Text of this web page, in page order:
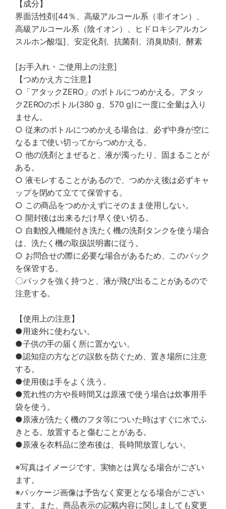
【成分】
界面活性剤[44％、高級アルコール系（非イオン）、
高級アルコール系（陰イオン）、ヒドロキシアルカン
スルホン酸塩]、安定化剤、抗菌剤、消臭助剤、酵素
[お手入れ・ご使用上の注意]
【つめかえ方ご注意】
○「アタックZERO」のボトルにつめかえる。アタッ
クZEROのボトル(380 g、570 g)に一度に全量は入り
ません。
○ 従来のボトルにつめかえる場合は、必ず中身が空に
なるまで使い切ってからつめかえる。
○ 他の洗剤とまぜると、液が濁ったり、固まることが
ある。
○ 液モレすることがあるので、つめかえ後は必ずキャ
ップを閉めて立てて保管する。
○ この商品をつめかえずにそのまま使用しない。
○ 開封後は出来るだけ早く使い切る。
○ 自動投入機能付き洗たく機の洗剤タンクを使う場合
は、洗たく機の取扱説明書に従う。
○ お問合せの際に必要な場合があるため、このパック
を保管する。
〇パックを強く持つと、液が飛び出ることがあるので
注意する。
【使用上の注意】
●用途外に使わない。
●子供の手の届く所に置かない。
●認知症の方などの誤飲を防ぐため、置き場所に注意
する。
●使用後は手をよく洗う。
●荒れ性の方や長時間又は原液で使う場合は炊事用手
袋を使う。
●原液が洗たく機のフタ等についた時はすぐに水でふ
きとる。放置すると傷むことがある。
●原液を衣料品に塗布後は、長時間放置しない。
※写真はイメージです。実物とは異なる場合がござい
ます。
※パッケージ画像は予告なく変更となる場合がござい
ます。また、商品表示の記載内容に関しましても変更